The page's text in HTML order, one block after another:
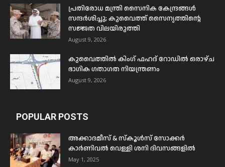
പ്രതിരോധ മന്ത്രി സൈനിക കേന്ദ്രങ്ങൾ
സന്ദർശിച്ചു; കുവൈത്ത് സൈന്യത്തിന്റെ
സജ്ജത വിലയിരുത്തി
August 9, 2026
കുവൈത്തിൽ കിംഗ് ഫഹദ് റോഡിൽ ഒരാഴ്ച
ഭാഗിക ഗതാഗത നിയന്ത്രണം
August 9, 2026
POPULAR POSTS
അക്കാദമീസ് & സ്കൂൾസ് സോക്കർ
കാർണിവൽ വെള്ളി ശനി ദിവസങ്ങളിൽ
May 1, 2025